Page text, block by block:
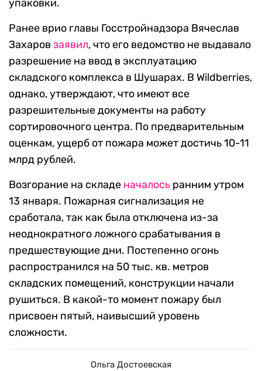
упаковки.
Ранее врио главы Госстройнадзора Вячеслав
Захаров заявил, что его ведомство не выдавало
разрешение на ввод в эксплуатацию
складского комплекса в Шушарах. В Wildberries,
однако, утверждают, что имеют все
разрешительные документы на работу
сортировочного центра. По предварительным
оценкам, ущерб от пожара может достичь 10-11
млрд рублей.
Возгорание на складе началось ранним утром
13 января. Пожарная сигнализация не
сработала, так как была отключена из-за
неоднократного ложного срабатывания в
предшествующие дни. Постепенно огонь
распространился на 50 тыс. кв. метров
складских помещений, конструкции начали
рушиться. В какой-то момент пожару был
присвоен пятый, наивысший уровень
сложности.
Ольга Достоевская